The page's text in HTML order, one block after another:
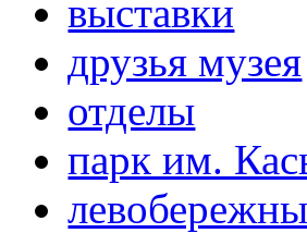
выставки
друзья музея
отделы
парк им.